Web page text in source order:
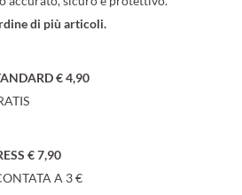
di più articoli.
€ 4,90
€ 7,90
A 3 €